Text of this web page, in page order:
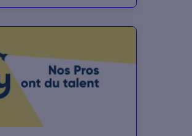
partie de la stratégie